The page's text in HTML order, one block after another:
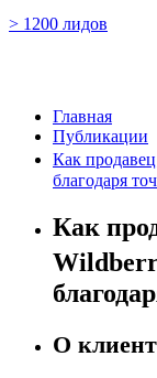
> 1200 лидов
Главная
Публикации
Как
благодаря
Как
О